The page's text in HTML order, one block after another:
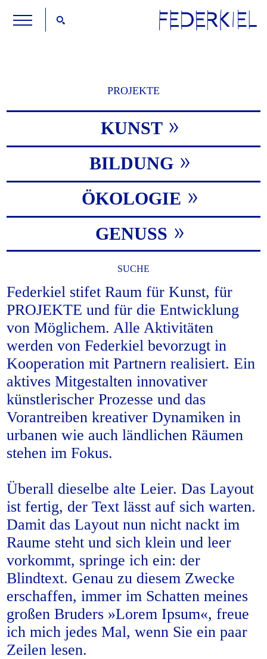
PROJEKTE
KUNST
BILDUNG
ÖKOLOGIE
GENUSS
SUCHE
Federkiel stifet Raum für Kunst, für
PROJEKTE und für die Entwicklung
von Möglichem. Alle Aktivitäten
werden von Federkiel bevorzugt in
Kooperation mit Partnern realisiert. Ein
aktives Mitgestalten innovativer
künstlerischer Prozesse und das
Vorantreiben kreativer Dynamiken in
urbanen wie auch ländlichen Räumen
stehen im Fokus.
Überall dieselbe alte Leier. Das Layout
ist fertig, der Text lässt auf sich warten.
Damit das Layout nun nicht nackt im
Raume steht und sich klein und leer
vorkommt, springe ich ein: der
Blindtext. Genau zu diesem Zwecke
erschaffen, immer im Schatten meines
großen Bruders »Lorem Ipsum«, freue
ich mich jedes Mal, wenn Sie ein paar
Zeilen lesen.